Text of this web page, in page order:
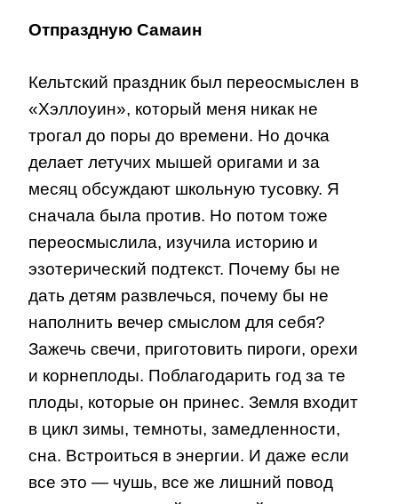
Отпраздную Самаин
Кельтский праздник был переосмыслен в
«Хэллоуин», который меня никак не
трогал до поры до времени. Но дочка
делает летучих мышей оригами и за
месяц обсуждают школьную тусовку. Я
сначала была против. Но потом тоже
переосмыслила, изучила историю и
эзотерический подтекст. Почему бы не
дать детям развлечься, почему бы не
наполнить вечер смыслом для себя?
Зажечь свечи, приготовить пироги, орехи
и корнеплоды. Поблагодарить год за те
плоды, которые он принес. Земля входит
в цикл зимы, темноты, замедленности,
сна. Встроиться в энергии. И даже если
все это — чушь, все же лишний повод